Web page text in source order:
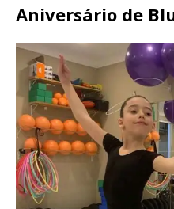
Aniversário de